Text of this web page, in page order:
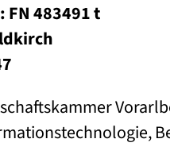
483491 t